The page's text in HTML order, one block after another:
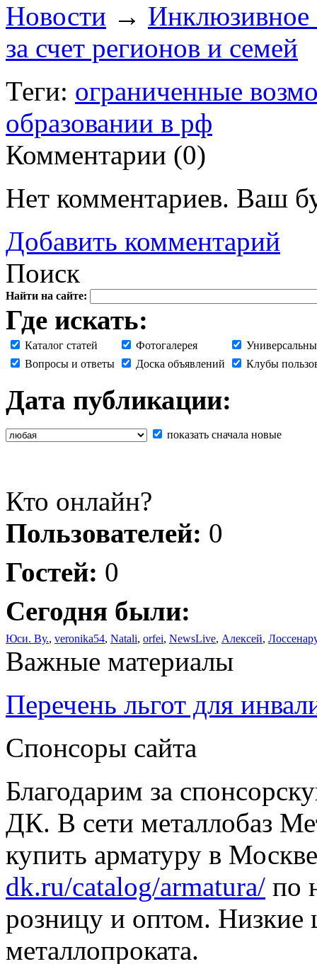
Новости → Инклюзивное
за счет регионов и семей
Теги: ограниченные
образовании в рф
Комментарии (0)
Нет комментариев. Ваш
Добавить комментарий
Поиск
Найти на сайте:
Где искать:
Каталог статей Фотогалерея
Вопросы и ответы
Доска объявлений Клубы
Дата публикации:
показать сначала новые
Кто онлайн?
Пользователей: 0
Гостей: 0
Сегодня были:
Юси. Ву., veronika54, Natali, orfei, NewsLive, Алексей,
Важные материалы
Перечень льгот для
Спонсоры сайта
Благодарим за
ДК. В сети металлобаз
купить арматуру в
dk.ru/catalog/armatura/ по
розницу и оптом. Низкие
металлопроката.